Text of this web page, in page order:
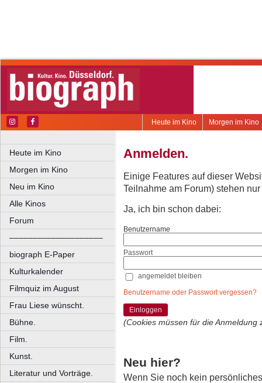
Morgen im Kino
Heute im Kino
Heute im Kino
Morgen im Kino
Neu im Kino
Alle Kinos
Forum
––––––––––––––––––––
biograph E-Paper
Kulturkalender
Filmquiz im August
Frau Liese wünscht.
Bühne.
Film.
Kunst.
Literatur und Vorträge.
Anmelden.
Einige Features auf dieser
Teilnahme am Forum) stehen
Ja, ich bin schon dabei:
Benutzername
Passwort
angemeldet bleiben
Benutzername oder Passwort vergessen?
Einloggen
(Cookies müssen für die Anmeldung
Neu hier?
Wenn Sie noch kein